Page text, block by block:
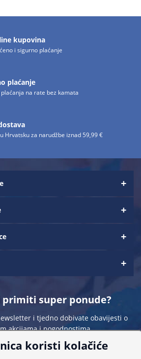
kupovina
i sigurno plaćanje
plaćanje
na rate bez kamata
Hrvatsku za narudžbe iznad 59,99 €
super ponude?
i tjedno dobivate obavijesti o
akcijama i pogodnostima
koristi kolačiće